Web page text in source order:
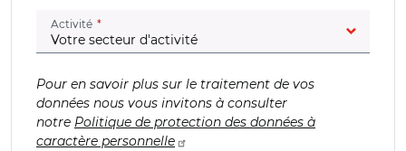
Activité (champ obligatoire)
Pour en savoir plus sur le traitement de vos
données nous vous invitons à consulter
notre Politique de protection des données à
caractère personnelle